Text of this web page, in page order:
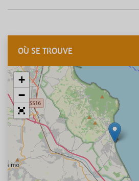
OÙ SE TROUVE
+
−